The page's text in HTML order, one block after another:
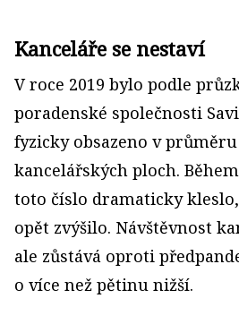
Kanceláře se nestaví
V roce 2019 bylo podle
poradenské společnosti
fyzicky obsazeno v
kancelářských ploch.
toto číslo dramaticky
opět zvýšilo. Návštěvnost
ale zůstává oproti
o více než pětinu nižší.